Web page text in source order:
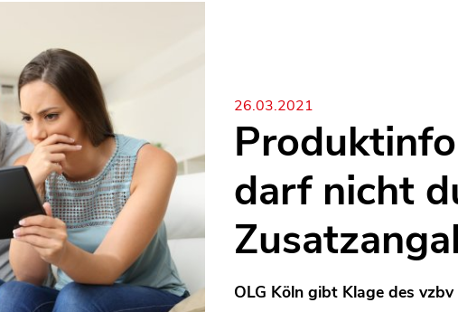
26.03.2021
darf nicht
OLG Köln gibt Klage des